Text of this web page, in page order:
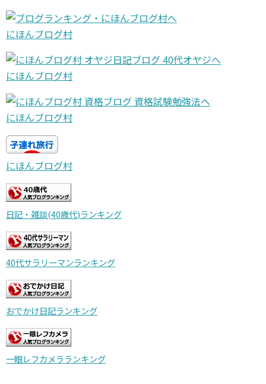
にほんブログ村
にほんブログ村
にほんブログ村
にほんブログ村
日記・雑談(40歳代)ランキング
40代サラリーマンランキング
おでかけ日記ランキング
一眼レフカメラランキング